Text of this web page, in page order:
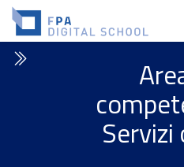
Skip to navigation
Skip to login form
Skip to main content
Skip to accessibility options
Skip to footer
Skip accessibility options